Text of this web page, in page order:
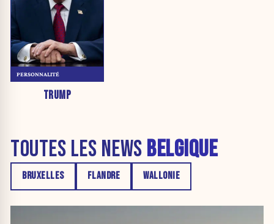
TRUMP
PERSONNALITÉ
TOUTES LES NEWS BELGIQUE
BRUXELLES FLANDRE WALLONIE